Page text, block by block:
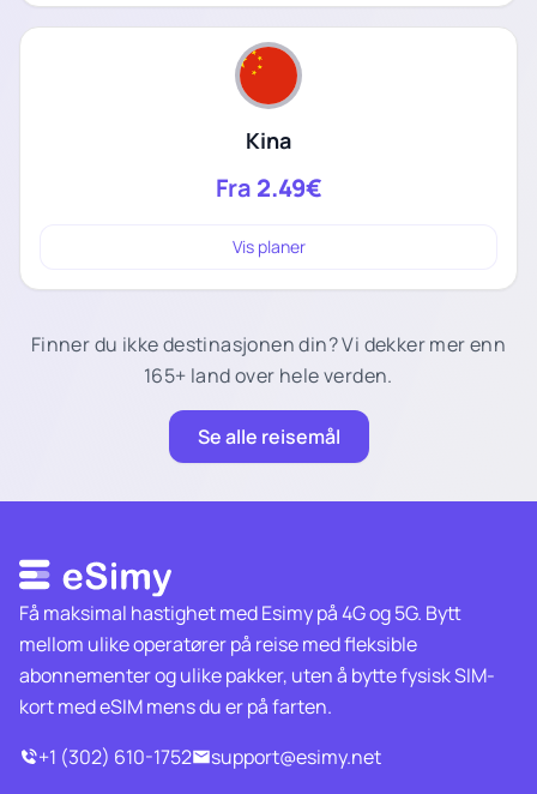
Kina
Fra 2.49€
Vis planer
Finner du ikke destinasjonen din? Vi dekker mer enn
165+ land over hele verden.
Se alle reisemål
Få maksimal hastighet med Esimy på 4G og 5G. Bytt
mellom ulike operatører på reise med fleksible
abonnementer og ulike pakker, uten å bytte fysisk SIM-
kort med eSIM mens du er på farten.
+1 (302) 610-1752
support@esimy.net